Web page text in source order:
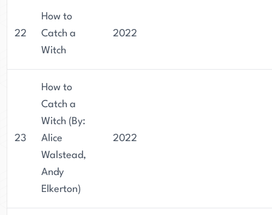
22
How to
Catch a
Witch
2022
23
How to
Catch a
Witch (By:
Alice
Walstead,
Andy
Elkerton)
2022